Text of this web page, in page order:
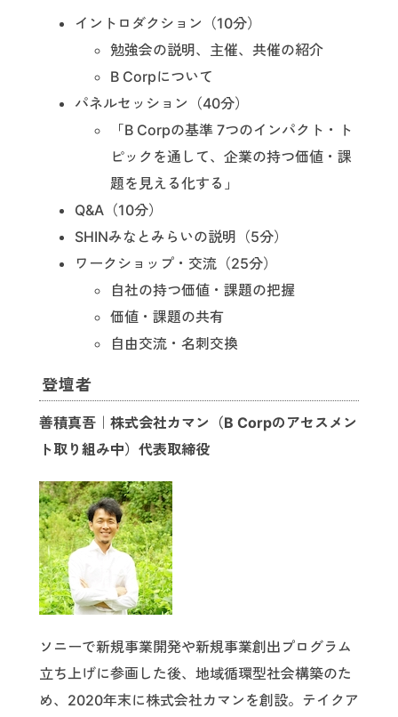
イントロダクション（10分）
勉強会の説明、主催、共催の紹介
B Corpについて
パネルセッション（40分）
「B Corpの基準 7つのインパクト・ト
ピックを通して、企業の持つ価値・課
題を見える化する」
Q&A（10分）
SHINみなとみらいの説明（5分）
ワークショップ・交流（25分）
自社の持つ価値・課題の把握
価値・課題の共有
自由交流・名刺交換
登壇者
善積真吾｜株式会社カマン（B Corpのアセスメン
ト取り組み中）代表取締役
ソニーで新規事業開発や新規事業創出プログラム
立ち上げに参画した後、地域循環型社会構築のた
め、2020年末に株式会社カマンを創設。テイクア